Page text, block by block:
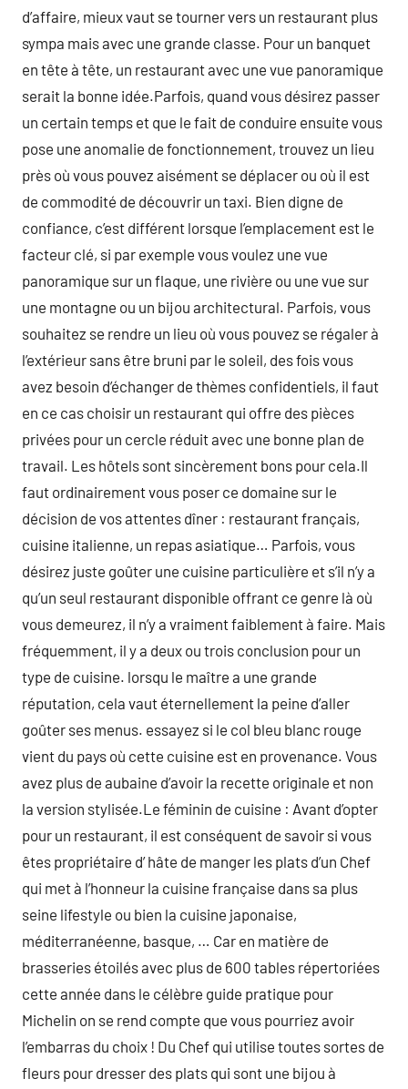
d’affaire, mieux vaut se tourner vers un restaurant plus
sympa mais avec une grande classe. Pour un banquet
en tête à tête, un restaurant avec une vue panoramique
serait la bonne idée.Parfois, quand vous désirez passer
un certain temps et que le fait de conduire ensuite vous
pose une anomalie de fonctionnement, trouvez un lieu
près où vous pouvez aisément se déplacer ou où il est
de commodité de découvrir un taxi. Bien digne de
confiance, c’est différent lorsque l’emplacement est le
facteur clé, si par exemple vous voulez une vue
panoramique sur un flaque, une rivière ou une vue sur
une montagne ou un bijou architectural. Parfois, vous
souhaitez se rendre un lieu où vous pouvez se régaler à
l’extérieur sans être bruni par le soleil, des fois vous
avez besoin d’échanger de thèmes confidentiels, il faut
en ce cas choisir un restaurant qui offre des pièces
privées pour un cercle réduit avec une bonne plan de
travail. Les hôtels sont sincèrement bons pour cela.Il
faut ordinairement vous poser ce domaine sur le
décision de vos attentes dîner : restaurant français,
cuisine italienne, un repas asiatique… Parfois, vous
désirez juste goûter une cuisine particulière et s’il n’y a
qu’un seul restaurant disponible offrant ce genre là où
vous demeurez, il n’y a vraiment faiblement à faire. Mais
fréquemment, il y a deux ou trois conclusion pour un
type de cuisine. lorsqu le maître a une grande
réputation, cela vaut éternellement la peine d’aller
goûter ses menus. essayez si le col bleu blanc rouge
vient du pays où cette cuisine est en provenance. Vous
avez plus de aubaine d’avoir la recette originale et non
la version stylisée.Le féminin de cuisine : Avant d’opter
pour un restaurant, il est conséquent de savoir si vous
êtes propriétaire d’ hâte de manger les plats d’un Chef
qui met à l’honneur la cuisine française dans sa plus
seine lifestyle ou bien la cuisine japonaise,
méditerranéenne, basque, … Car en matière de
brasseries étoilés avec plus de 600 tables répertoriées
cette année dans le célèbre guide pratique pour
Michelin on se rend compte que vous pourriez avoir
l’embarras du choix ! Du Chef qui utilise toutes sortes de
fleurs pour dresser des plats qui sont une bijou à